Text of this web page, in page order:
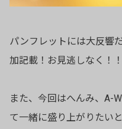
パンフレットには大反響
加記載！お見逃しなく！！
また、今回はへんみ、A-
て一緒に盛り上がりたい